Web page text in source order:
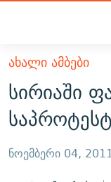
მთავარ
შინაარსზე
დაბრუნება
მთავარ
დაბრუნება
ᲐᲮᲐᲚᲘ ᲐᲛᲑᲔᲑᲘ
ᲗᲔᲛᲔᲑᲘ
ᲞᲝᲚᲘᲢᲘᲙᲐ
ᲔᲙᲝᲜᲝᲛᲘᲙᲐ
ᲡᲐᲖᲝᲒᲐᲓᲝᲔᲑᲐ
ᲕᲘᲓᲔᲝ
ᲑᲚᲝᲒᲔᲑᲘ
ᲞᲝᲓᲙᲐᲡᲢᲔᲑᲘ
ᲐᲮᲐᲚᲘ ᲐᲛᲑᲔᲑᲘ
სირიაში
ნოემბერი 04,